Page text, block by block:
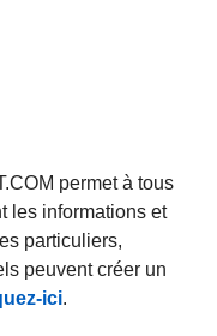
permet à tous
les informations et
particuliers,
peuvent créer un
ici.